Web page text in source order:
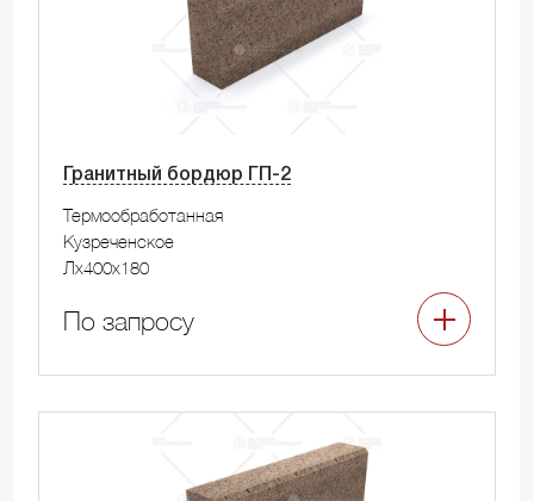
Гранитный бордюр ГП-2
Термообработанная
Кузреченское
Лx400x180
По запросу